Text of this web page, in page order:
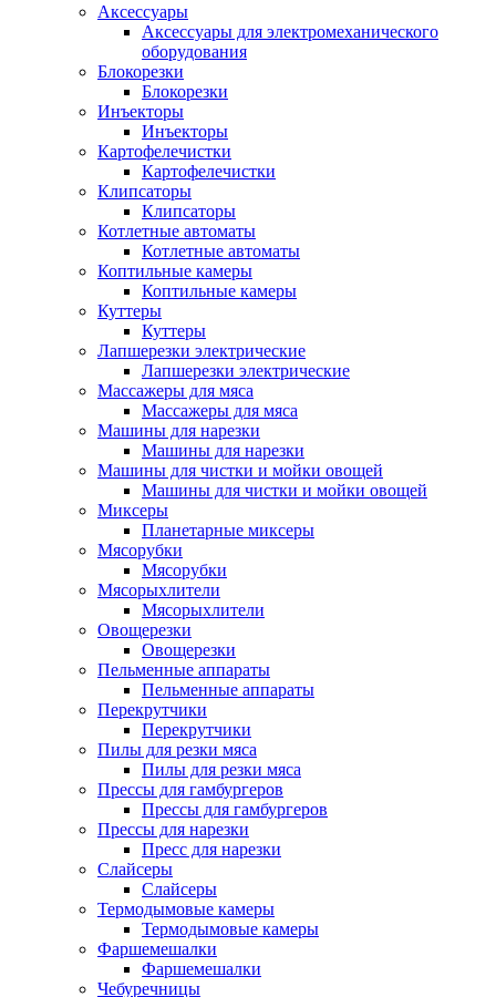
Аксессуары
Аксессуары для электромеханического
оборудования
Блокорезки
Блокорезки
Инъекторы
Инъекторы
Картофелечистки
Картофелечистки
Клипсаторы
Клипсаторы
Котлетные автоматы
Котлетные автоматы
Коптильные камеры
Коптильные камеры
Куттеры
Куттеры
Лапшерезки электрические
Лапшерезки электрические
Массажеры для мяса
Массажеры для мяса
Машины для нарезки
Машины для нарезки
Машины для чистки и мойки овощей
Машины для чистки и мойки овощей
Миксеры
Планетарные миксеры
Мясорубки
Мясорубки
Мясорыхлители
Мясорыхлители
Овощерезки
Овощерезки
Пельменные аппараты
Пельменные аппараты
Перекрутчики
Перекрутчики
Пилы для резки мяса
Пилы для резки мяса
Прессы для гамбургеров
Прессы для гамбургеров
Прессы для нарезки
Пресс для нарезки
Слайсеры
Слайсеры
Термодымовые камеры
Термодымовые камеры
Фаршемешалки
Фаршемешалки
Чебуречницы